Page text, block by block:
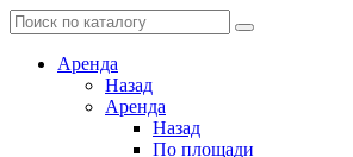
Аренда
Назад
Аренда
Назад
По площади